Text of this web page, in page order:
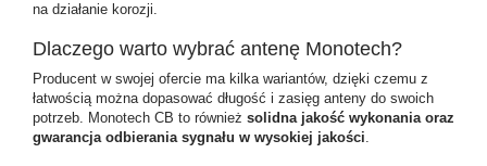
na działanie korozji.
Dlaczego warto wybrać antenę Monotech?
Producent w swojej ofercie ma kilka wariantów, dzięki czemu z
łatwością można dopasować długość i zasięg anteny do swoich
potrzeb. Monotech CB to również solidna jakość wykonania oraz
gwarancja odbierania sygnału w wysokiej jakości.